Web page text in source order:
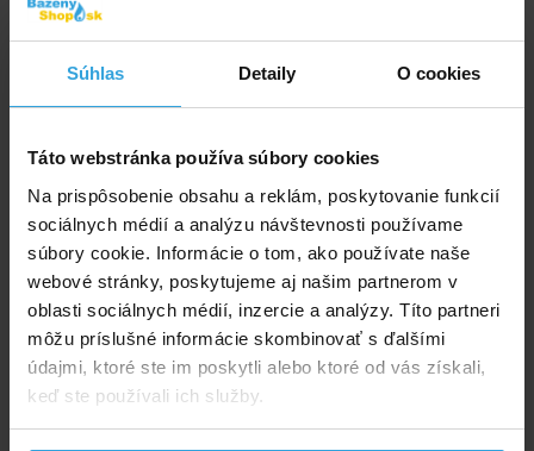
Súhlas Detaily O cookies
Táto webstránka používa súbory cookies
Na prispôsobenie obsahu a reklám, poskytovanie funkcií
sociálnych médií a analýzu návštevnosti používame
súbory cookie. Informácie o tom, ako používate naše
webové stránky, poskytujeme aj našim partnerom v
oblasti sociálnych médií, inzercie a analýzy. Títo partneri
môžu príslušné informácie skombinovať s ďalšími
údajmi, ktoré ste im poskytli alebo ktoré od vás získali,
keď ste používali ich služby.
E-shop:
-10% (pôvodne: 37,46 EUR)
Do košíka
Spýtajte sa predavača
Podrobný popis
Podrobný popis